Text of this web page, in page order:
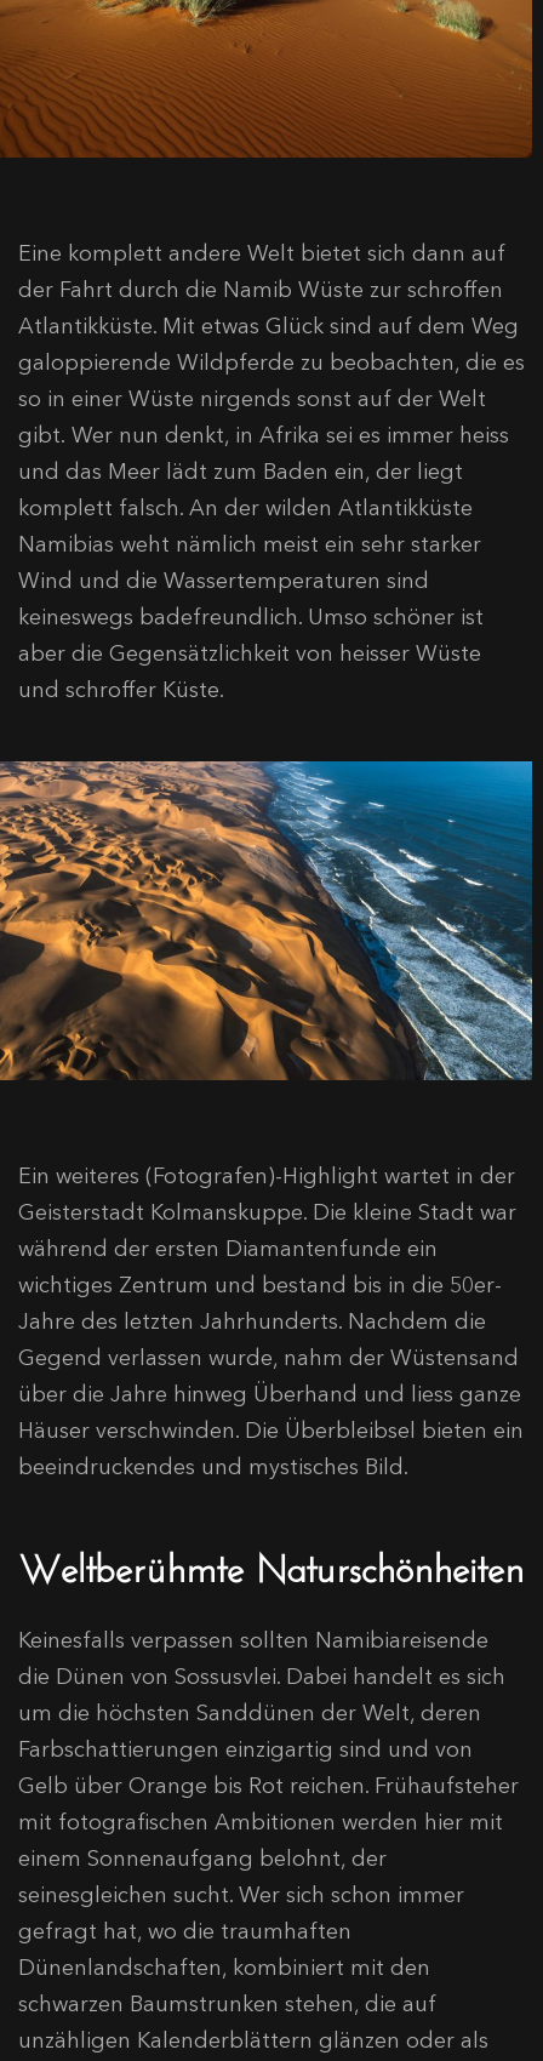
Eine komplett andere Welt bietet sich dann auf
der Fahrt durch die Namib Wüste zur schroffen
Atlantikküste. Mit etwas Glück sind auf dem Weg
galoppierende Wildpferde zu beobachten, die es
so in einer Wüste nirgends sonst auf der Welt
gibt. Wer nun denkt, in Afrika sei es immer heiss
und das Meer lädt zum Baden ein, der liegt
komplett falsch. An der wilden Atlantikküste
Namibias weht nämlich meist ein sehr starker
Wind und die Wassertemperaturen sind
keineswegs badefreundlich. Umso schöner ist
aber die Gegensätzlichkeit von heisser Wüste
und schroffer Küste.
Ein weiteres (Fotografen)-Highlight wartet in der
Geisterstadt Kolmanskuppe. Die kleine Stadt war
während der ersten Diamantenfunde ein
wichtiges Zentrum und bestand bis in die 50er-
Jahre des letzten Jahrhunderts. Nachdem die
Gegend verlassen wurde, nahm der Wüstensand
über die Jahre hinweg Überhand und liess ganze
Häuser verschwinden. Die Überbleibsel bieten ein
beeindruckendes und mystisches Bild.
Weltberühmte Naturschönheiten
Keinesfalls verpassen sollten Namibiareisende
die Dünen von Sossusvlei. Dabei handelt es sich
um die höchsten Sanddünen der Welt, deren
Farbschattierungen einzigartig sind und von
Gelb über Orange bis Rot reichen. Frühaufsteher
mit fotografischen Ambitionen werden hier mit
einem Sonnenaufgang belohnt, der
seinesgleichen sucht. Wer sich schon immer
gefragt hat, wo die traumhaften
Dünenlandschaften, kombiniert mit den
schwarzen Baumstrunken stehen, die auf
unzähligen Kalenderblättern glänzen oder als